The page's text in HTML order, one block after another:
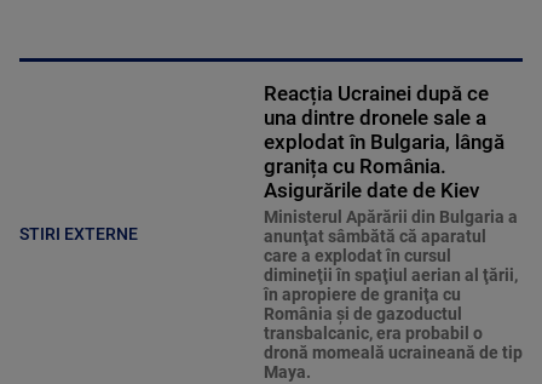
STIRI EXTERNE
Reacția Ucrainei după ce
una dintre dronele sale a
explodat în Bulgaria, lângă
granița cu România.
Asigurările date de Kiev
Ministerul Apărării din Bulgaria a
anunţat sâmbătă că aparatul
care a explodat în cursul
dimineţii în spaţiul aerian al ţării,
în apropiere de graniţa cu
România şi de gazoductul
transbalcanic, era probabil o
dronă momeală ucraineană de tip
Maya.